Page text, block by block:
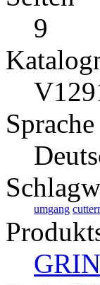
9
Sprache
umgang